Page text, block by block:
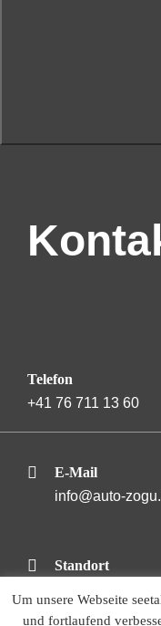
Telefon
+41 76 711 13 60
E-Mail
info@auto-
Standort
Standort auf
Um unsere Webseite
und fortlaufend